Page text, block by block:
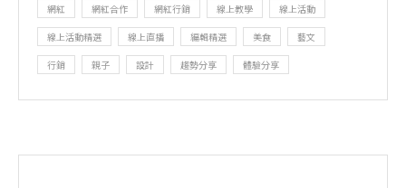
網紅 網紅合作 網紅行銷 線上教學 線上活動
線上活動精選 線上直播 編輯精選 美食 藝文
行銷 親子 設計 趨勢分享 體驗分享